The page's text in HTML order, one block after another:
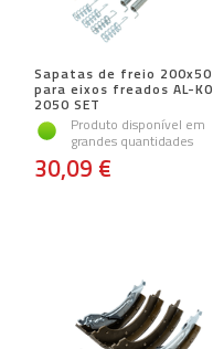
Sapatas de freio 200x50
para eixos freados AL-KO
2050 SET
Produto disponível em
grandes quantidades
30,09 €